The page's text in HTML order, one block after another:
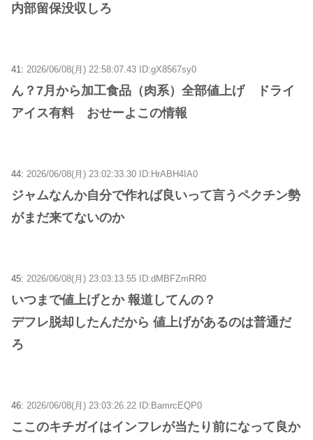
内部留保没収しろ
41: 2026/06/08(月) 22:58:07.43 ID:gX8567sy0
ん？7月から加工食品（肉系）全部値上げ ドライ
アイス有料 おせーよこの情報
44: 2026/06/08(月) 23:02:33.30 ID:HrABH4IA0
ジャムなんか自分で作れば良いって言うペクチン勢
がまだ来てないのか
45: 2026/06/08(月) 23:03:13.55 ID:dMBFZmRR0
いつまで値上げとか 報道してんの？
デフレ脱却したんだから 値上げがあるのは普通だ
ろ
46: 2026/06/08(月) 23:03:26.22 ID:BamrcEQP0
ここのキチガイはインフレが当たり前になって良か